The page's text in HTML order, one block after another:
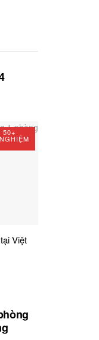
50+
Việt